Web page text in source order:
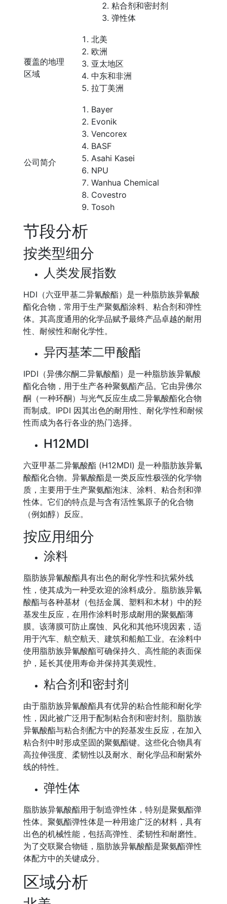
粘合剂和密封剂
弹性体
覆盖的地理
区域
北美
欧洲
亚太地区
中东和非洲
拉丁美洲
公司简介
Bayer
Evonik
Vencorex
BASF
Asahi Kasei
NPU
Wanhua Chemical
Covestro
Tosoh
节段分析
按类型细分
人类发展指数
HDI（六亚甲基二异氰酸酯）是一种脂肪族异氰酸
酯化合物，常用于生产聚氨酯涂料、粘合剂和弹性
体。其高度通用的化学品赋予最终产品卓越的耐用
性、耐候性和耐化学性。
异丙基苯二甲酸酯
IPDI（异佛尔酮二异氰酸酯）是一种脂肪族异氰酸
酯化合物，用于生产各种聚氨酯产品。它由异佛尔
酮（一种环酮）与光气反应生成二异氰酸酯化合物
而制成。IPDI 因其出色的耐用性、耐化学性和耐候
性而成为各行各业的热门选择。
H12MDI
六亚甲基二异氰酸酯 (H12MDI) 是一种脂肪族异氰
酸酯化合物。异氰酸酯是一类反应性极强的化学物
质，主要用于生产聚氨酯泡沫、涂料、粘合剂和弹
性体。它们的特点是与含有活性氢原子的化合物
（例如醇）反应。
按应用细分
涂料
脂肪族异氰酸酯具有出色的耐化学性和抗紫外线
性，使其成为一种受欢迎的涂料成分。脂肪族异氰
酸酯与各种基材（包括金属、塑料和木材）中的羟
基发生反应，在用作涂料时形成耐用的聚氨酯薄
膜。该薄膜可防止腐蚀、风化和其他环境因素，适
用于汽车、航空航天、建筑和船舶工业。在涂料中
使用脂肪族异氰酸酯可确保持久、高性能的表面保
护，延长其使用寿命并保持其美观性。
粘合剂和密封剂
由于脂肪族异氰酸酯具有优异的粘合性能和耐化学
性，因此被广泛用于配制粘合剂和密封剂。脂肪族
异氰酸酯与粘合剂配方中的羟基发生反应，在加入
粘合剂中时形成坚固的聚氨酯键。这些化合物具有
高拉伸强度、柔韧性以及耐水、耐化学品和耐紫外
线的特性。
弹性体
脂肪族异氰酸酯用于制造弹性体，特别是聚氨酯弹
性体。聚氨酯弹性体是一种用途广泛的材料，具有
出色的机械性能，包括高弹性、柔韧性和耐磨性。
为了交联聚合物链，脂肪族异氰酸酯是聚氨酯弹性
体配方中的关键成分。
区域分析